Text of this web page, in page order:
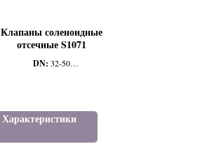
Клапаны соленоидные
отсечные S1071
DN: 32-50
Характеристики